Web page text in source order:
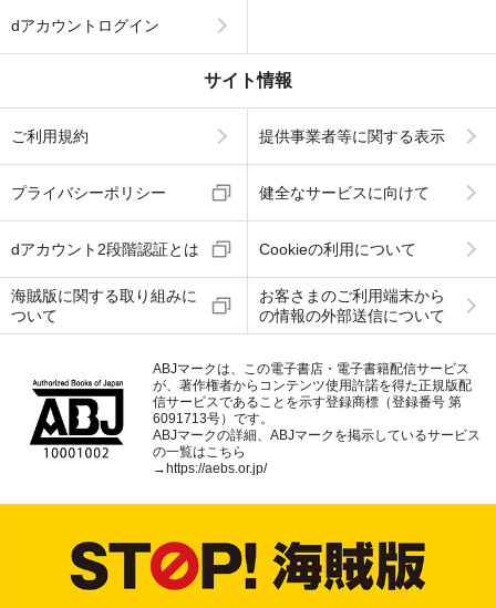
dアカウントログイン
サイト情報
ご利用規約 提供事業者等に関する表示
プライバシーポリシー 健全なサービスに向けて
dアカウント2段階認証とは Cookieの利用について
海賊版に関する取り組みに
ついて
お客さまのご利用端末から
の情報の外部送信について
ABJマークは、この電子書店・電子書籍配信サービス
が、著作権者からコンテンツ使用許諾を得た正規版配
信サービスであることを示す登録商標（登録番号 第
6091713号）です。
ABJマークの詳細、ABJマークを掲示しているサービス
の一覧はこちら
→https://aebs.or.jp/